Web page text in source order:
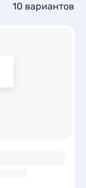
10 вариантов